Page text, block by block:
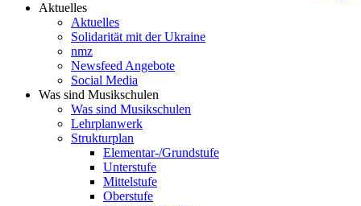
Aktuelles
Aktuelles
Solidarität mit der Ukraine
nmz
Newsfeed Angebote
Social Media
Was sind Musikschulen
Was sind Musikschulen
Lehrplanwerk
Strukturplan
Elementar-/Grundstufe
Unterstufe
Mittelstufe
Oberstufe